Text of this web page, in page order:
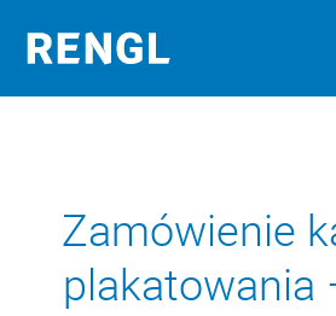
Zamówienie
plakatowania